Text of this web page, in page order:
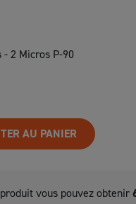
2 Micros P-90
AU PANIER
vous pouvez obtenir